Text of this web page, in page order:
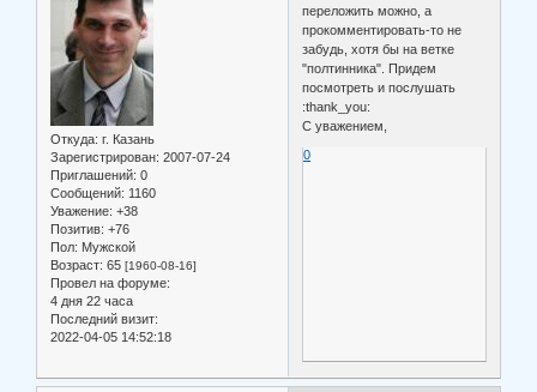
Откуда: г. Казань
Зарегистрирован: 2007-07-24
Приглашений: 0
Сообщений: 1160
Уважение: +38
Позитив: +76
Пол: Мужской
Возраст: 65 [1960-08-16]
Провел на форуме:
4 дня 22 часа
Последний визит:
2022-04-05 14:52:18
переложить можно, а
прокомментировать-то не
забудь, хотя бы на ветке
"полтинника". Придем
посмотреть и послушать
:thank_you:
С уважением,
0